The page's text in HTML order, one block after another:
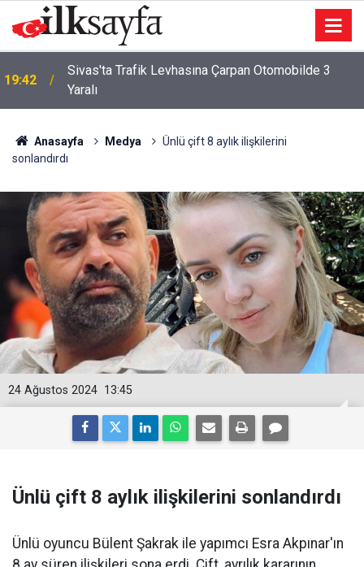
19:37
On Numara çekiliş sonuçları açıklandı mı? 7
Ağustos Cuma On Numara çekiliş sonuçları
açıklandı mı?
Anasayfa Medya
Ünlü çift 8 aylık ilişkilerini
sonlandırdı
13:45
24 Ağustos 2024
Ünlü çift 8 aylık ilişkilerini sonlandırdı
Ünlü oyuncu Bülent Şakrak ile yapımcı Esra Akpınar'ın